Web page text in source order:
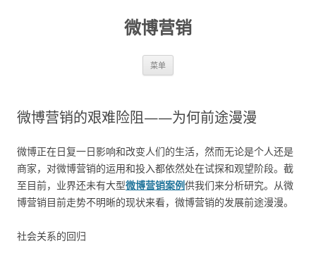
微博营销
菜单
微博营销的艰难险阻——为何前途漫漫
微博正在日复一日影响和改变人们的生活，然而无论是个人还是
商家，对微博营销的运用和投入都依然处在试探和观望阶段。截
至目前，业界还未有大型微博营销案例供我们来分析研究。从微
博营销目前走势不明晰的现状来看，微博营销的发展前途漫漫。
社会关系的回归